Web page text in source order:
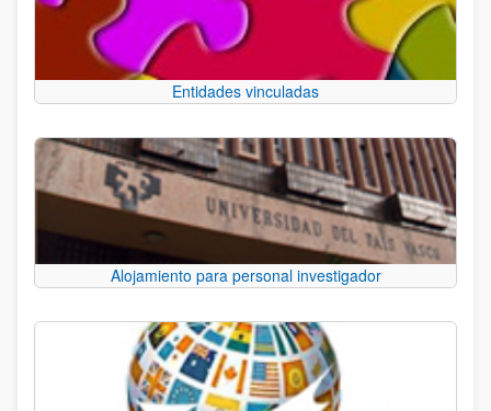
Entidades vinculadas
Alojamiento para personal investigador